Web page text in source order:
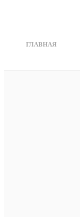
ГЛАВНАЯ